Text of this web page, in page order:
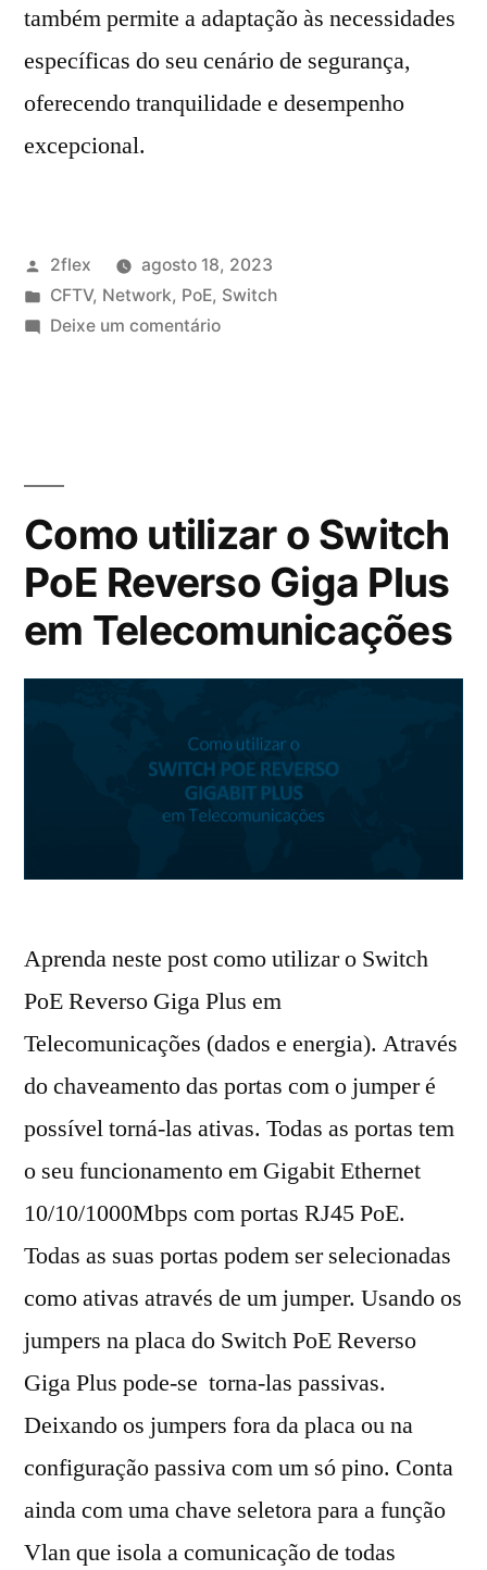
também permite a adaptação às necessidades
específicas do seu cenário de segurança,
oferecendo tranquilidade e desempenho
excepcional.
2flex
agosto 18, 2023
CFTV, Network, PoE, Switch
Deixe um comentário
Como utilizar o Switch
PoE Reverso Giga Plus
em Telecomunicações
Aprenda neste post como utilizar o Switch
PoE Reverso Giga Plus em
Telecomunicações (dados e energia). Através
do chaveamento das portas com o jumper é
possível torná-las ativas. Todas as portas tem
o seu funcionamento em Gigabit Ethernet
10/10/1000Mbps com portas RJ45 PoE.
Todas as suas portas podem ser selecionadas
como ativas através de um jumper. Usando os
jumpers na placa do Switch PoE Reverso
Giga Plus pode-se torna-las passivas.
Deixando os jumpers fora da placa ou na
configuração passiva com um só pino. Conta
ainda com uma chave seletora para a função
Vlan que isola a comunicação de todas